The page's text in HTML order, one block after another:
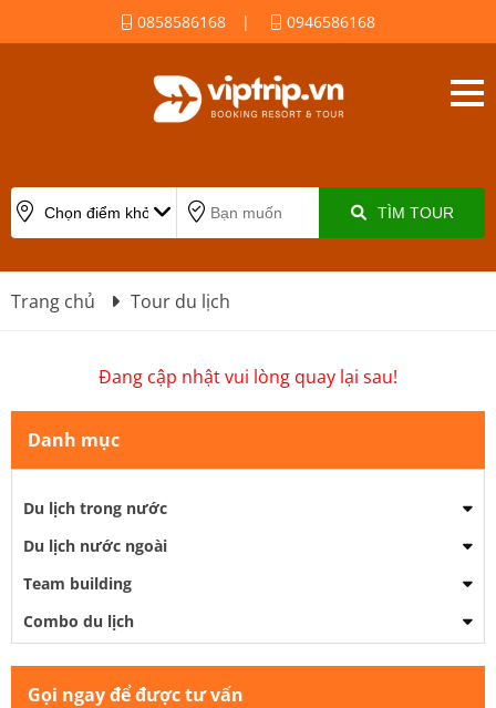
0858586168 | 0946586168
TÌM TOUR
Trang chủ Tour du lịch
Đang cập nhật vui lòng quay lại sau!
Danh mục
Du lịch trong nước
Du lịch nước ngoài
Team building
Combo du lịch
Gọi ngay để được tư vấn